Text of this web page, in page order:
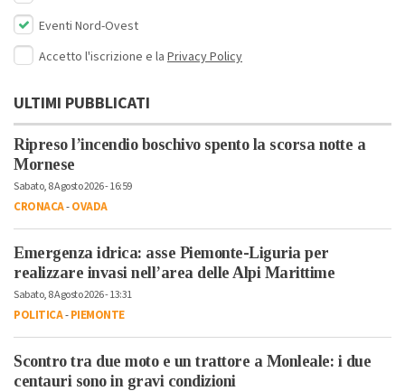
Eventi Nord-Ovest
Accetto l'iscrizione e la Privacy Policy
ULTIMI PUBBLICATI
Ripreso l’incendio boschivo spento la scorsa notte a
Mornese
Sabato, 8 Agosto 2026 - 16:59
CRONACA-OVADA
Emergenza idrica: asse Piemonte-Liguria per
realizzare invasi nell’area delle Alpi Marittime
Sabato, 8 Agosto 2026 - 13:31
POLITICA-PIEMONTE
Scontro tra due moto e un trattore a Monleale: i due
centauri sono in gravi condizioni